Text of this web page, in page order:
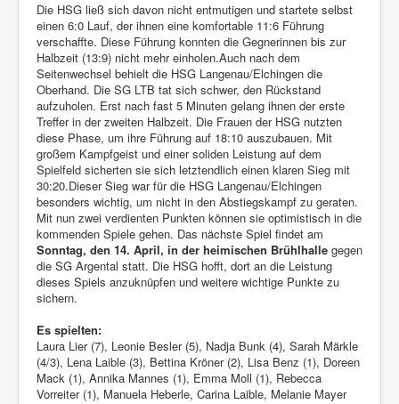
Die HSG ließ sich davon nicht entmutigen und startete selbst
einen 6:0 Lauf, der ihnen eine komfortable 11:6 Führung
verschaffte. Diese Führung konnten die Gegnerinnen bis zur
Halbzeit (13:9) nicht mehr einholen.Auch nach dem
Seitenwechsel behielt die HSG Langenau/Elchingen die
Oberhand. Die SG LTB tat sich schwer, den Rückstand
aufzuholen. Erst nach fast 5 Minuten gelang ihnen der erste
Treffer in der zweiten Halbzeit. Die Frauen der HSG nutzten
diese Phase, um ihre Führung auf 18:10 auszubauen. Mit
großem Kampfgeist und einer soliden Leistung auf dem
Spielfeld sicherten sie sich letztendlich einen klaren Sieg mit
30:20.Dieser Sieg war für die HSG Langenau/Elchingen
besonders wichtig, um nicht in den Abstiegskampf zu geraten.
Mit nun zwei verdienten Punkten können sie optimistisch in die
kommenden Spiele gehen. Das nächste Spiel findet am
Sonntag, den 14. April, in der heimischen Brühlhalle gegen
die SG Argental statt. Die HSG hofft, dort an die Leistung
dieses Spiels anzuknüpfen und weitere wichtige Punkte zu
sichern.
Es spielten:
Laura Lier (7), Leonie Besler (5), Nadja Bunk (4), Sarah Märkle
(4/3), Lena Laible (3), Bettina Kröner (2), Lisa Benz (1), Doreen
Mack (1), Annika Mannes (1), Emma Moll (1), Rebecca
Vorreiter (1), Manuela Heberle, Carina Laible, Melanie Mayer